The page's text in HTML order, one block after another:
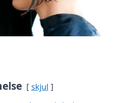
skjul